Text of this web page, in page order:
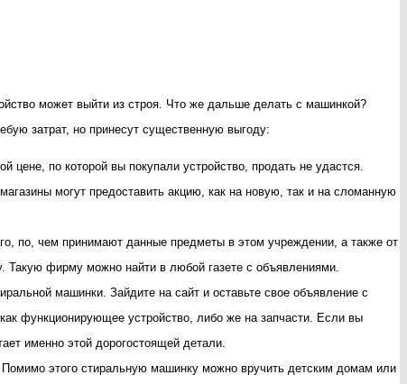
может выйти из строя. Что же дальше делать с машинкой?
затрат, но принесут существенную выгоду:
по которой вы покупали устройство, продать не удастся.
могут предоставить акцию, как на новую, так и на сломанную
по, чем принимают данные предметы в этом учреждении, а также от
Такую фирму можно найти в любой газете с объявлениями.
машинки. Зайдите на сайт и оставьте свое объявление с
функционирующее устройство, либо же на запчасти. Если вы
именно этой дорогостоящей детали.
этого стиральную машинку можно вручить детским домам или